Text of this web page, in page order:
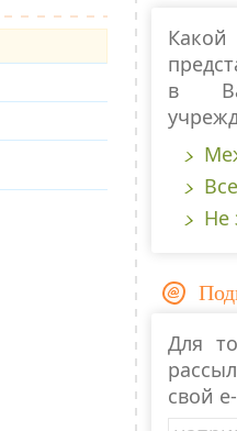
в
Не
Для
свой